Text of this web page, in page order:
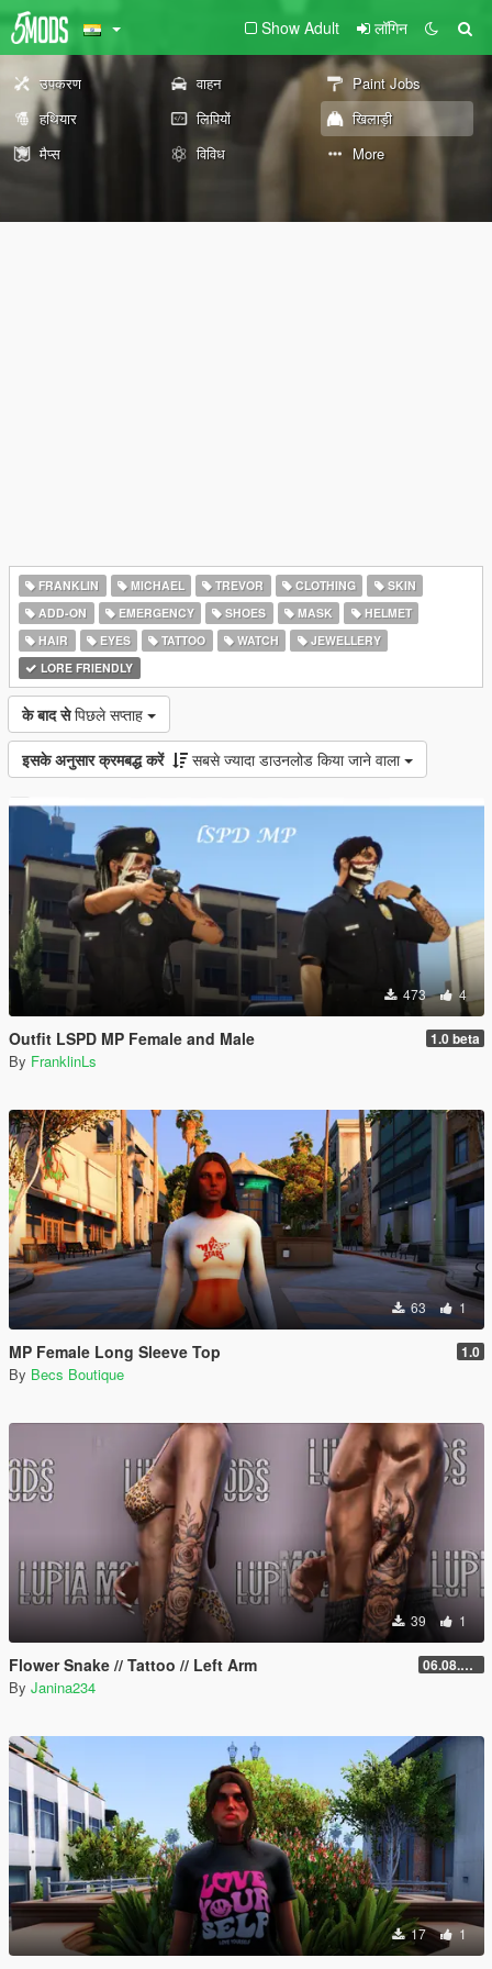
Show Adult लॉगिन
उपकरण वाहन
Paint Jobs
हथियार
लिपियों
खिलाड़ी
मैप्स
विविध More
FRANKLIN MICHAEL TREVOR CLOTHING
SKIN
ADD-ON
EMERGENCY SHOES MASK
HELMET
HAIR
EYES TATTOO WATCH
JEWELLERY
LORE FRIENDLY
के बाद से पिछले सप्ताह
इसके अनुसार क्रमबद्ध करें सबसे ज्यादा डाउनलोड किया जाने वाला
473 4
Outfit LSPD MP Female and Male 1.0 beta
By FranklinLs
63 1
MP Female Long Sleeve Top 1.0
By Becs Boutique
39 1
Flower Snake // Tattoo // Left Arm 06.08.2026
By Janina234
17 1